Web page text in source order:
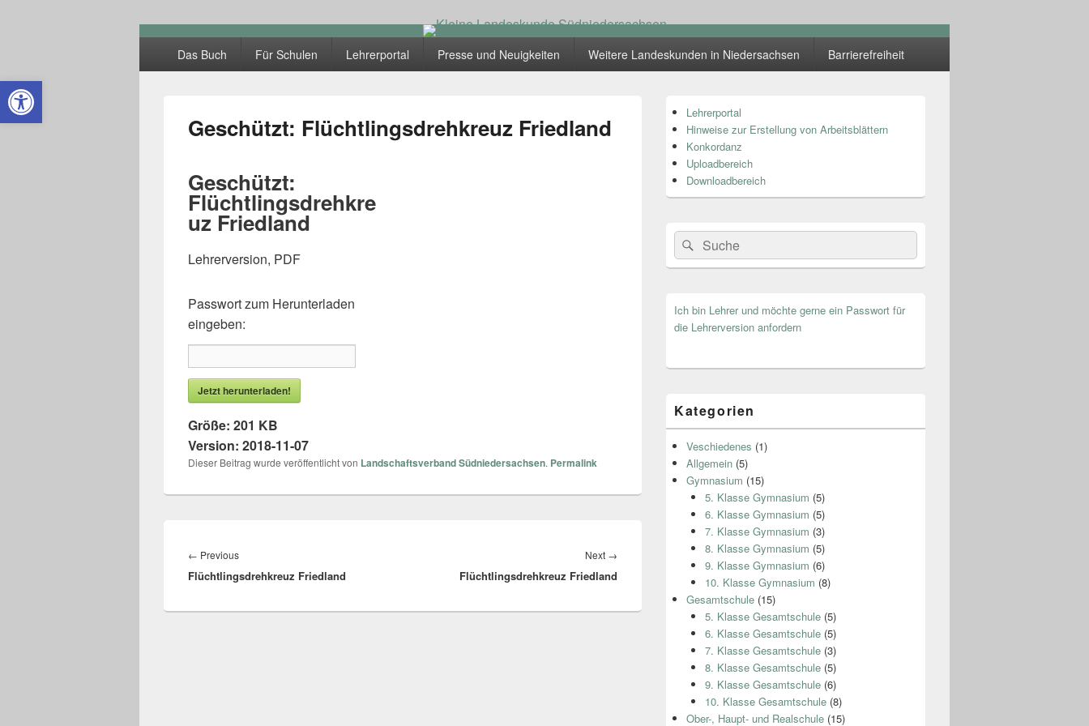
Open toolbar
Kleine Landeskunde Südniedersachsen
Hauptmenü
Das Buch Für Schulen Lehrerportal Presse und Neuigkeiten Weitere Landeskunden in Niedersachsen Barrierefreiheit
Geschützt: Flüchtlingsdrehkreuz Friedland
Geschützt:
Flüchtlingsdrehkre
uz Friedland
Lehrerversion, PDF
Passwort zum Herunterladen
eingeben:
Jetzt herunterladen!
Größe: 201 KB
Version: 2018-11-07
Dieser Beitrag wurde veröffentlicht von Landschaftsverband Südniedersachsen. Permalink
← Previous
post:
Flüchtlingsdrehkreuz Friedland
Next →
Flüchtlingsdrehkreuz Friedland
Seitenleisten
Widget-
Bereich
Lehrerportal
Hinweise zur Erstellung von Arbeitsblättern
Konkordanz
Uploadbereich
Downloadbereich
Search
for:
Suche
Ich bin Lehrer und möchte gerne ein Passwort für
die Lehrerversion anfordern
Kategorien
Veschiedenes (1)
Allgemein (5)
Gymnasium (15)
5. Klasse Gymnasium (5)
6. Klasse Gymnasium (5)
7. Klasse Gymnasium (3)
8. Klasse Gymnasium (5)
9. Klasse Gymnasium (6)
10. Klasse Gymnasium (8)
Gesamtschule (15)
5. Klasse Gesamtschule(5)
6. Klasse Gesamtschule(5)
7. Klasse Gesamtschule(3)
8. Klasse Gesamtschule(5)
9. Klasse Gesamtschule(6)
10. Klasse Gesamtschule(8)
Ober-, Haupt- und Realschule (15)